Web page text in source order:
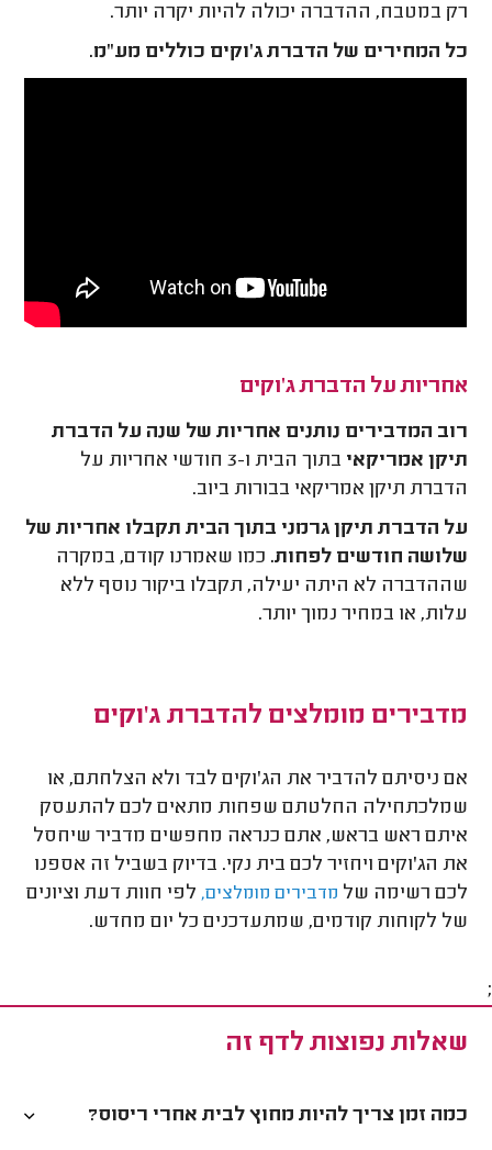
רק במטבח, ההדברה יכולה להיות יקרה יותר.
כל המחירים של הדברת ג'וקים כוללים מע"מ.
אחריות על הדברת ג'וקים
רוב המדבירים נותנים אחריות של שנה על הדברת
תיקן אמריקאי
בתוך הבית ו-3 חודשי אחריות על
הדברת תיקן אמריקאי בבורות ביוב.
על הדברת תיקן גרמני בתוך הבית תקבלו אחריות של
שלושה חודשים לפחות. כמו שאמרנו קודם, במקרה
שההדברה לא היתה יעילה, תקבלו ביקור נוסף ללא
עלות, או במחיר נמוך יותר.
מדבירים מומלצים להדברת ג'וקים
אם ניסיתם להדביר את הג'וקים לבד ולא הצלחתם, או
שמלכתחילה החלטתם שפחות מתאים לכם להתעסק
איתם ראש בראש, אתם כנראה מחפשים מדביר שיחסל
את הג'וקים ויחזיר לכם בית נקי. בדיוק בשביל זה אספנו
לכם רשימה של מדבירים מומלצים, לפי חוות דעת וציונים
של לקוחות קודמים, שמתעדכנים כל יום מחדש.
;
שאלות נפוצות לדף זה
כמה זמן צריך להיות מחוץ לבית אחרי ריסוס?